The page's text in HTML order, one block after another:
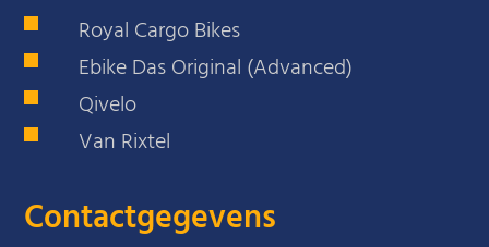
Royal Cargo Bikes
Ebike Das Original (Advanced)
Qivelo
Van Rixtel
Contactgegevens